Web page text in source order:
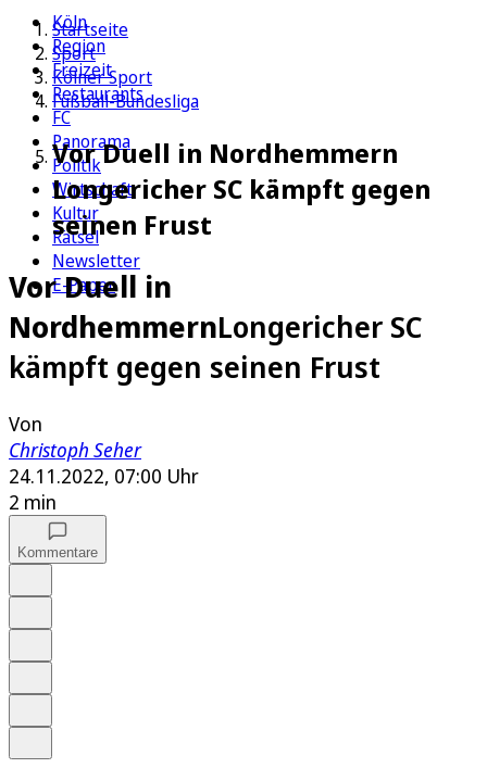
Köln
Region
Freizeit
Restaurants
FC
Panorama
Politik
Wirtschaft
Kultur
Rätsel
Newsletter
E-Paper
Startseite
Sport
Kölner Sport
Fußball-Bundesliga
Vor Duell in Nordhemmern
Longericher SC kämpft gegen
seinen Frust
Vor Duell in
NordhemmernLongericher SC
kämpft gegen seinen Frust
Von
Christoph Seher
24.11.2022, 07:00 Uhr
2 min
Kommentare